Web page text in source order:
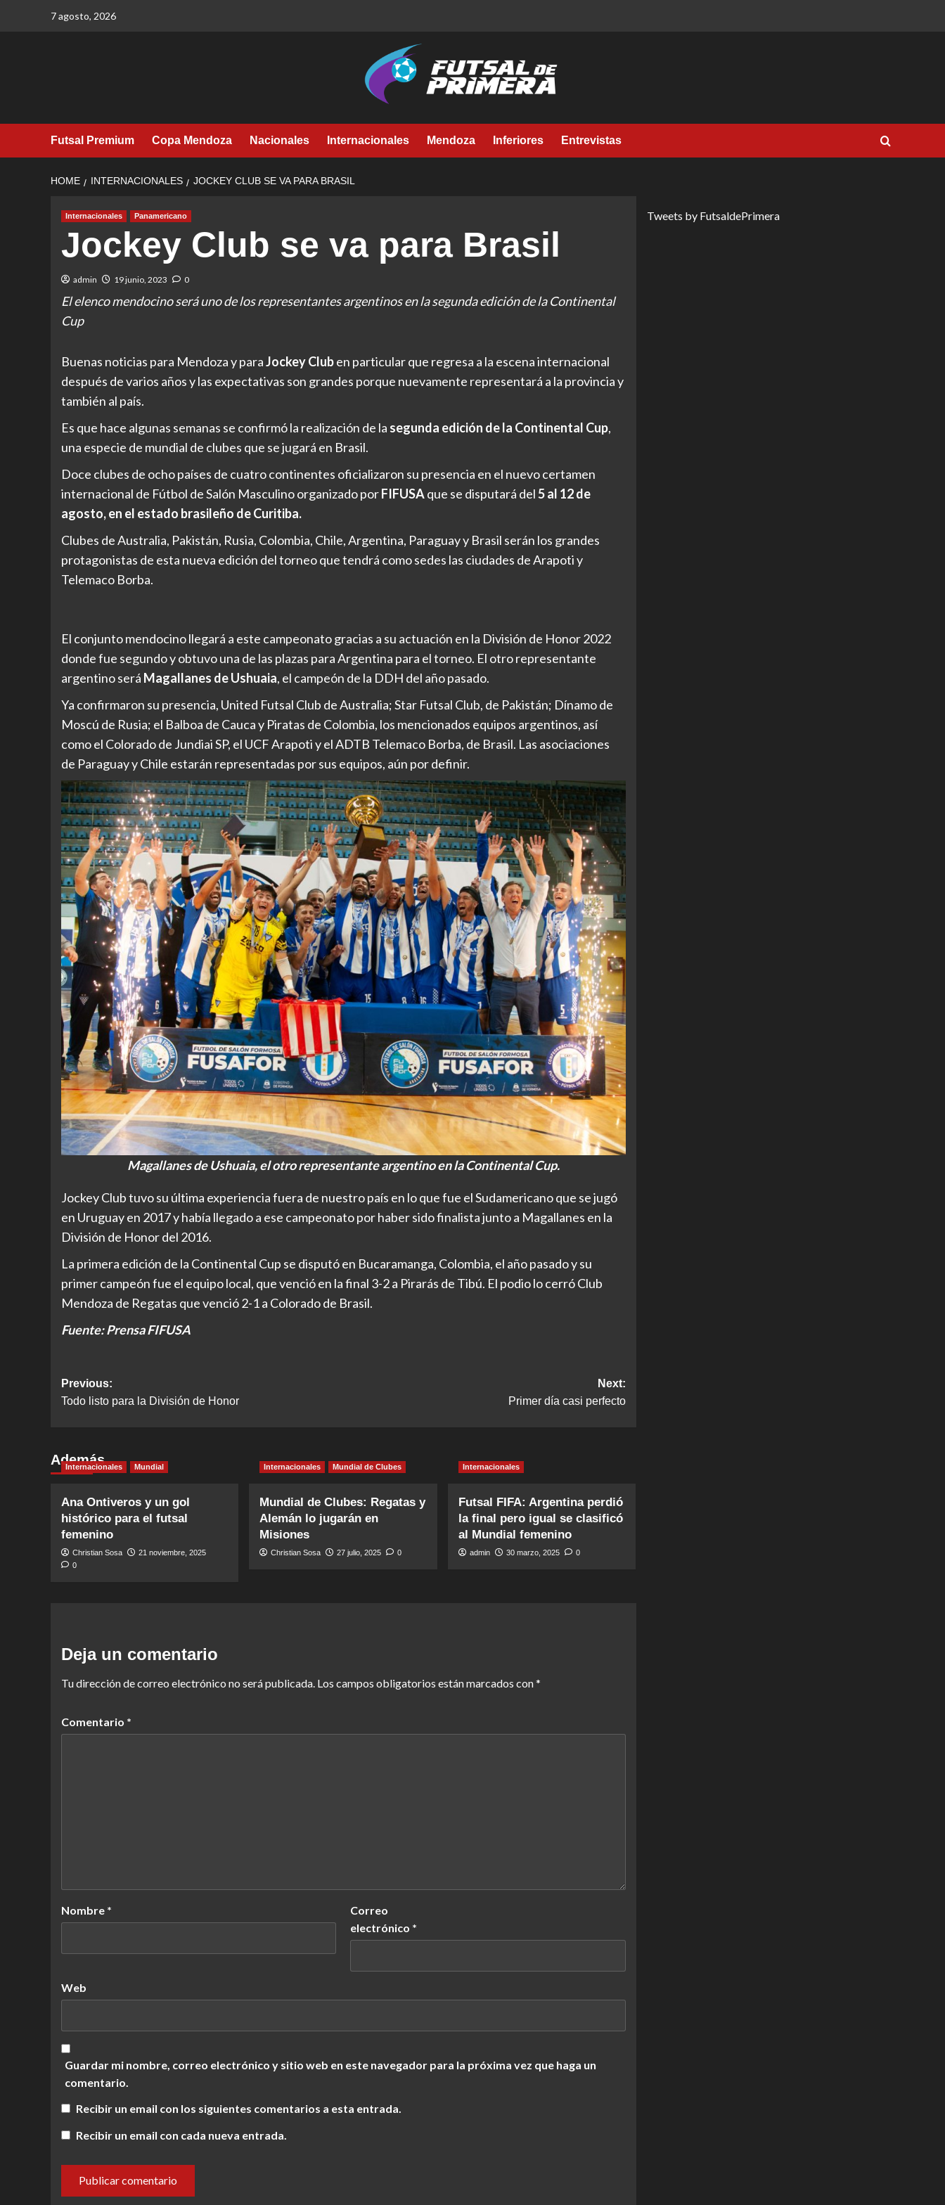
7 agosto, 2026
Futsal Premium Copa Mendoza Nacionales Internacionales Mendoza Inferiores Entrevistas
HOME INTERNACIONALES JOCKEY CLUB SE VA PARA BRASIL
Internacionales Panamericano
Jockey Club se va para Brasil
admin 19 junio, 2023 0
El elenco mendocino será uno de los representantes argentinos en la segunda edición de la Continental
Cup
Buenas noticias para Mendoza y paraJockey Cluben particular que regresa a la escena internacional
después de varios años y las expectativas son grandes porque nuevamente representará a la provincia y
también al país.
Es que hace algunas semanas se confirmó la realización de la segunda edición de la Continental Cup,
una especie de mundial de clubes que se jugará en Brasil.
Doce clubes de ocho países de cuatro continentes oficializaron su presencia en el nuevo certamen
internacional de Fútbol de Salón Masculino organizado porFIFUSAque se disputará del5 al 12 de
agosto, en el estado brasileño de Curitiba.
Clubes de Australia, Pakistán, Rusia, Colombia, Chile, Argentina, Paraguay y Brasil serán los grandes
protagonistas de esta nueva edición del torneo que tendrá como sedes las ciudades de Arapoti y
Telemaco Borba.
El conjunto mendocino llegará a este campeonato gracias a su actuación en la División de Honor 2022
donde fue segundo y obtuvo una de las plazas para Argentina para el torneo. El otro representante
argentino será Magallanes de Ushuaia, el campeón de la DDH del año pasado.
Ya confirmaron su presencia, United Futsal Club de Australia; Star Futsal Club, de Pakistán; Dínamo de
Moscú de Rusia; el Balboa de Cauca y Piratas de Colombia, los mencionados equipos argentinos, así
como el Colorado de Jundiai SP, el UCF Arapoti y el ADTB Telemaco Borba, de Brasil. Las asociaciones
de Paraguay y Chile estarán representadas por sus equipos, aún por definir.
Magallanes de Ushuaia, el otro representante argentino en la Continental Cup.
Jockey Club tuvo su última experiencia fuera de nuestro país en lo que fue el Sudamericano que se jugó
en Uruguay en 2017 y había llegado a ese campeonato por haber sido finalista junto a Magallanes en la
División de Honor del 2016.
La primera edición de la Continental Cup se disputó en Bucaramanga, Colombia, el año pasado y su
primer campeón fue el equipo local, que venció en la final 3-2 a Pirarás de Tibú. El podio lo cerró Club
Mendoza de Regatas que venció 2-1 a Colorado de Brasil.
Fuente: Prensa FIFUSA
Post
navigation
Previous:
Todo listo para la División de Honor
Next:
Primer día casi perfecto
Además
Internacionales Mundial
Ana Ontiveros y un gol
histórico para el futsal
femenino
Christian Sosa
21 noviembre, 2025
0
Internacionales Mundial de Clubes
Mundial de Clubes: Regatas y
Alemán lo jugarán en
Misiones
Christian Sosa 27 julio, 2025 0
Internacionales
Futsal FIFA: Argentina perdió
la final pero igual se clasificó
al Mundial femenino
admin 30 marzo, 2025 0
Deja un comentario
Tu dirección de correo electrónico no será publicada. Los campos obligatorios están marcados con*
Comentario *
Nombre *
Correo
electrónico *
Web
Guardar mi nombre, correo electrónico y sitio web en este navegador para la próxima vez que haga un
comentario.
Recibir un email con los siguientes comentarios a esta entrada.
Recibir un email con cada nueva entrada.
Tweets by FutsaldePrimera